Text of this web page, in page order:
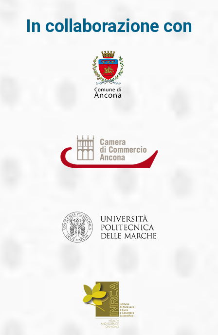
In collaborazione con